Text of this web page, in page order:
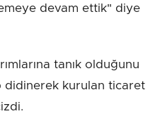
devam ettik" diye
tanık olduğunu
didinerek kurulan ticaret